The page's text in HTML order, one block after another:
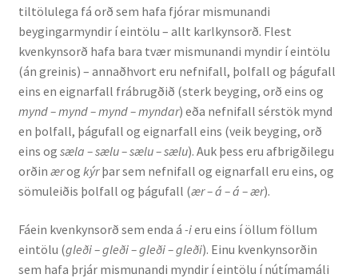
tiltölulega fá orð sem hafa fjórar mismunandi
beygingarmyndir í eintölu – allt karlkynsorð. Flest
kvenkynsorð hafa bara tvær mismunandi myndir í eintölu
(án greinis) – annaðhvort eru nefnifall, þolfall og þágufall
eins en eignarfall frábrugðið (sterk beyging, orð eins og
mynd – mynd – mynd – myndar) eða nefnifall sérstök mynd
en þolfall, þágufall og eignarfall eins (veik beyging, orð
eins og sæla – sælu – sælu – sælu). Auk þess eru afbrigðilegu
orðin ærog kýrþar sem nefnifall og eignarfall eru eins, og
sömuleiðis þolfall og þágufall (ær – á – á – ær).
Fáein kvenkynsorð sem enda á -ieru eins í öllum föllum
eintölu (gleði – gleði – gleði – gleði). Einu kvenkynsorðin
sem hafa þrjár mismunandi myndir í eintölu í nútímamáli